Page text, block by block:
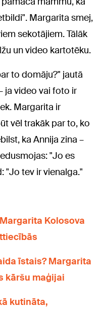
Margarita smej,
sekotājiem. Tālāk
un video kartotēku.
to domāju?" jautā
ja video vai foto ir
Margarita ir
vēl trakāk par to, ko
ka Annija zina –
"Jo es
"Jo tev ir vienalga."
Kolosova
īstais? Margarita
kāršu maģijai
kutināta,